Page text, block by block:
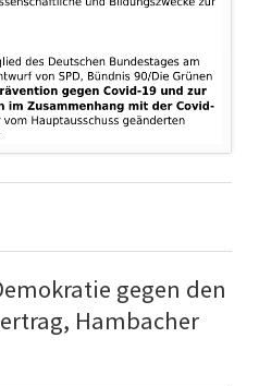
gegen den
Hambacher